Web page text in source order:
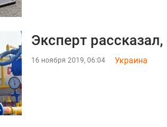
Эксперт
16 ноября 2019, 06:04 Украина